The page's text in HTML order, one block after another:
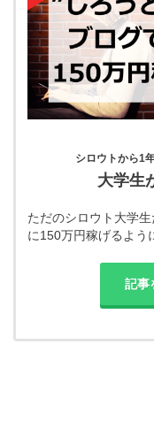
シロウトから1
大学生
ただのシロウト大学
に150万円稼げるよう
記事